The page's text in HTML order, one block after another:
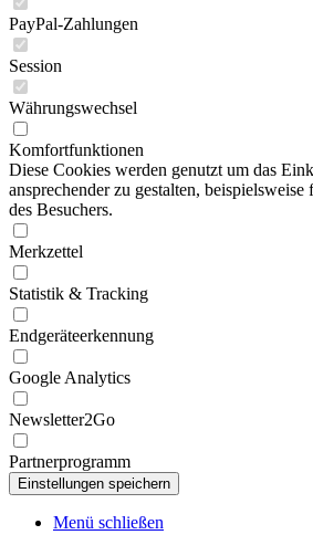
PayPal-Zahlungen
Session
Währungswechsel
Komfortfunktionen
Diese Cookies werden genutzt um das
ansprechender zu gestalten,
des Besuchers.
Merkzettel
Statistik & Tracking
Endgeräteerkennung
Google Analytics
Newsletter2Go
Partnerprogramm
Menü schließen